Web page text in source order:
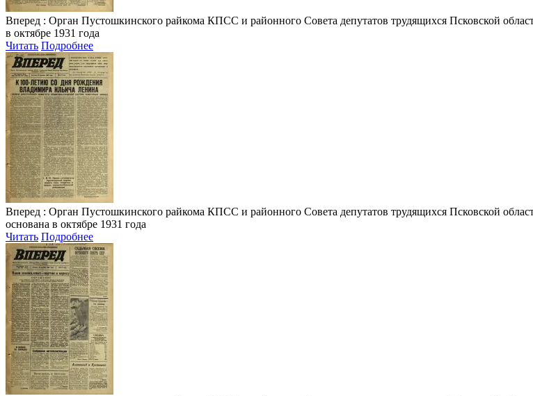
Вперед : Орган Пустошкинского райкома КПСС и районного Совета депутатов трудящихся Псковской
в октябре 1931 года
Читать Подробнее
Вперед : Орган Пустошкинского райкома КПСС и районного Совета депутатов трудящихся Псковской
основана в октябре 1931 года
Читать Подробнее